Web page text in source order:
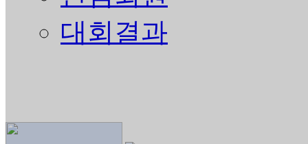
대회결과